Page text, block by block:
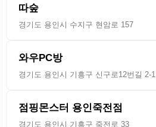
따숲
경기도 용인시 수지구 현암로 157
와우PC방
경기도 용인시 기흥구 신구로12번길 2-1
점핑몬스터 용인죽전점
경기도 용인시 기흥구 죽전로 33